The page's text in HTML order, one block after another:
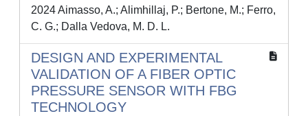
2024 Aimasso, A.; Alimhillaj, P.; Bertone, M.; Ferro,
C. G.; Dalla Vedova, M. D. L.
DESIGN AND EXPERIMENTAL
VALIDATION OF A FIBER OPTIC
PRESSURE SENSOR WITH FBG
TECHNOLOGY